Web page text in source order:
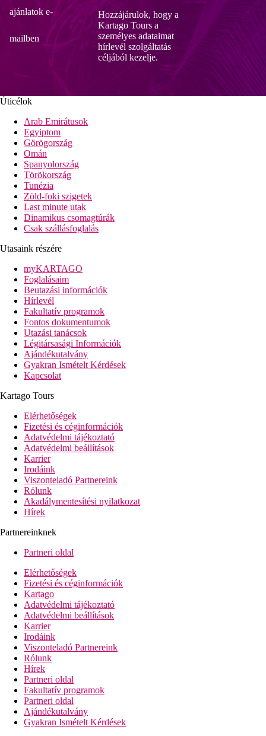
ajánlatok e-
mailben
Hozzájárulok, hogy a
Kartago Tours a
személyes adataimat
hírlevél szolgáltatás
céljából kezelje.
Úticélok
Arab Emirátusok
Egyiptom
Görögország
Omán
Spanyolország
Törökország
Tunézia
Zöld-foki szigetek
Last minute utak
Dinamikus csomagtúrák
Csak szállásfoglalás
Utasaink részére
myKARTAGO
Foglalásaim
Beutazási információk
Hírlevél
Fakultatív programok
Fontos dokumentumok
Utazási tanácsok
Légitársasági Információk
Ajándékutalvány
Gyakran Ismételt Kérdések
Kapcsolat
Kartago Tours
Elérhetőségek
Fizetési és céginformációk
Adatvédelmi tájékoztató
Adatvédelmi beállítások
Karrier
Irodáink
Viszonteladó Partnereink
Rólunk
Akadálymentesítési nyilatkozat
Hírek
Partnereinknek
Partneri oldal
Elérhetőségek
Fizetési és céginformációk
Kartago
Adatvédelmi tájékoztató
Adatvédelmi beállítások
Karrier
Irodáink
Viszonteladó Partnereink
Rólunk
Hírek
Partneri oldal
Fakultatív programok
Partneri oldal
Ajándékutalvány
Gyakran Ismételt Kérdések